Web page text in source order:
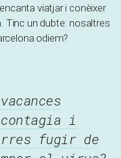
viatjar i conèixer
Tinc un dubte: nosaltres
odiem?
i
fugir de